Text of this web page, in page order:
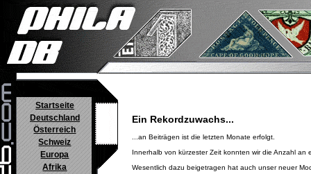
Startseite
Deutschland
Österreich
Schweiz
Europa
Afrika
Ein Rekordzuwachs...
...an Beiträgen ist die letzten Monate erfolgt.
Innerhalb von kürzester Zeit konnten wir die Anzahl
Wesentlich dazu beigetragen hat auch unser neuer